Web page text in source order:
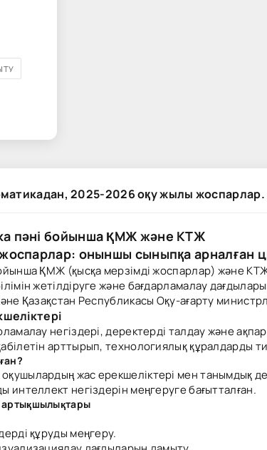
2025-2026 оқу жылы жоспарлар.
пәні бойынша ҚМЖ және КТЖ
оныншы сыныпқа арналған
ҚМЖ (қысқа мерзімді жоспарлар) және
жетілдіруге және бағдарламалау
Қазақстан Республикасы Оқу-ағарту
негіздері, деректерді талдау және
арттырып, технологиялық құралдарды
жас ерекшеліктері мен танымдық
негіздерін меңгеруге бағытталған.
құруды меңгеру.